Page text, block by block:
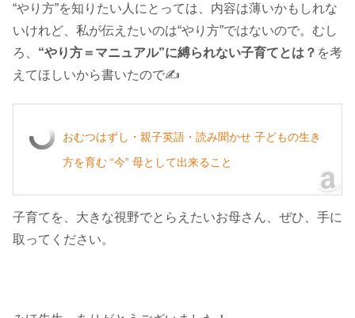
“やり方”を知りたい人にとっては、内容は薄いかもしれな
いけれど、私が伝えたいのは“やり方”ではないので。むし
ろ、 “やり方＝マニュアル”に縛られない子育てとは？ を考
えてほしいから書いたので✍
おむつはずし・親子英語・読み聞かせ 子どもの生き
方を育む “今” 母として出来ること
子育てを、大きな視野でとらえたいお母さん、ぜひ、手に
取ってください。